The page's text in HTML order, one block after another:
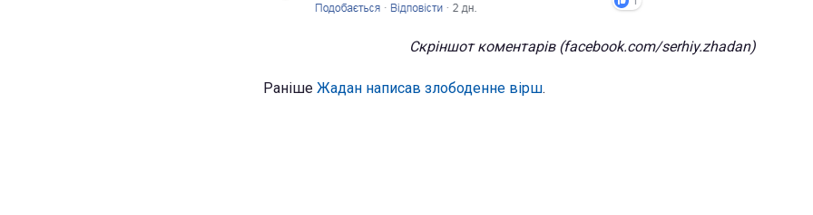
Скріншот коментарів (facebook.com/serhiy.zhadan)
Раніше Жадан написав злободенне вірш.